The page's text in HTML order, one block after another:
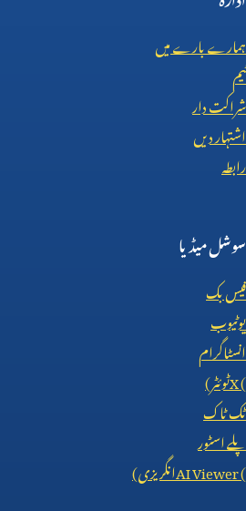
ہمارے بارے میں
ٹیم
شراکت دار
اشتہار دیں
رابطہ
سوشل میڈیا
فیس بک
یوٹیوب
انسٹاگرام
X (ٹوئٹر)
ٹک ٹاک
پلے اسٹور
AI Viewer (انگریزی)